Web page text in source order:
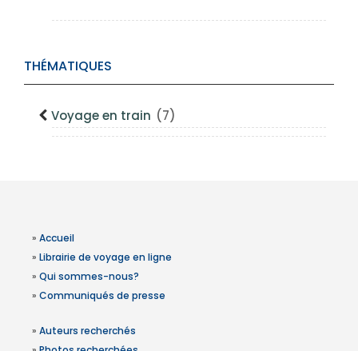
THÉMATIQUES
Voyage en train (7)
» Accueil
» Librairie de voyage en ligne
» Qui sommes-nous?
» Communiqués de presse
» Auteurs recherchés